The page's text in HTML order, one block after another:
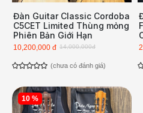
Đàn Guitar Classic Cordoba
C5CET Limited Thùng mỏng
Phiên Bản Giới Hạn
14,000,000đ
10,200,000 đ
(chưa có đánh giá)
10 %